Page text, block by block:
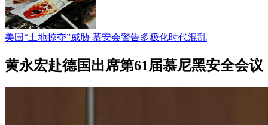
美国“土地掠夺”威胁 慕安会警告多极化时代混乱
黄永宏赴德国出席第61届慕尼黑安全会议